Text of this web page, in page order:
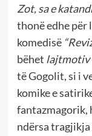
Zot, sa e
thonë edhe
komedisë
bëhet lajtmotiv
të Gogolit, si i
komike e
fantazmagorik,
ndërsa